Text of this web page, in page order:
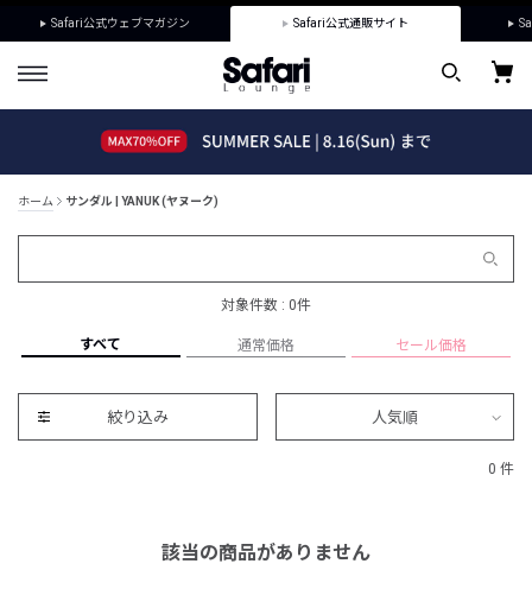
Safari公式ウェブマガジン Safari公式通販サイト
ホーム サンダル | YANUK (ヤヌーク)
対象件数 : 0件
すべて 通常価格 セール価格
絞り込み 人気順
0 件
該当の商品がありません